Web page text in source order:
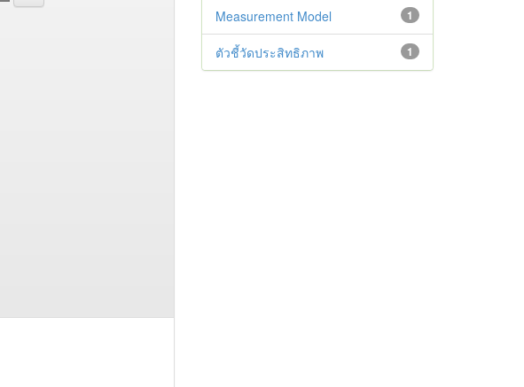
1
Measurement Model
1
ตัวชี้วัดประสิทธิภาพ